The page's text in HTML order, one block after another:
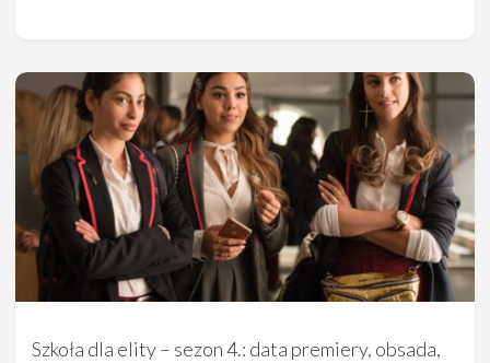
Szkoła dla elity – sezon 4.: data premiery, obsada,